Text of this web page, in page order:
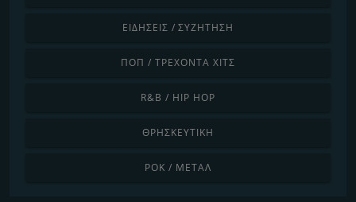
ΕΙΔΉΣΕΙΣ / ΣΥΖΉΤΗΣΗ
ΠΟΠ / ΤΡΈΧΟΝΤΑ ΧΙΤΣ
R&B / HIP HOP
ΘΡΗΣΚΕΥΤΙΚΉ
ΡΟΚ / ΜΈΤΑΛ